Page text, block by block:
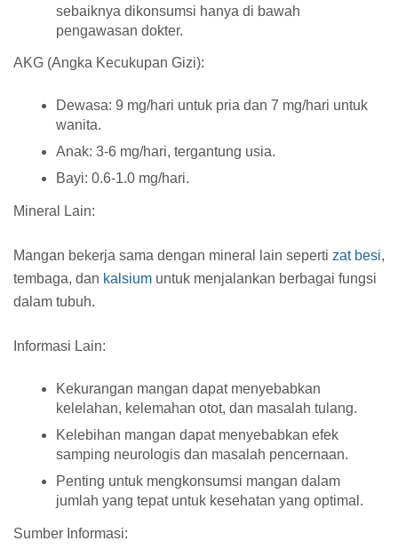
sebaiknya dikonsumsi hanya di bawah
pengawasan dokter.
AKG (Angka Kecukupan Gizi):
Dewasa: 9 mg/hari untuk pria dan 7 mg/hari untuk
wanita.
Anak: 3-6 mg/hari, tergantung usia.
Bayi: 0.6-1.0 mg/hari.
Mineral Lain:
Mangan bekerja sama dengan mineral lain seperti zat besi,
tembaga, dan kalsium untuk menjalankan berbagai fungsi
dalam tubuh.
Informasi Lain:
Kekurangan mangan dapat menyebabkan
kelelahan, kelemahan otot, dan masalah tulang.
Kelebihan mangan dapat menyebabkan efek
samping neurologis dan masalah pencernaan.
Penting untuk mengkonsumsi mangan dalam
jumlah yang tepat untuk kesehatan yang optimal.
Sumber Informasi: